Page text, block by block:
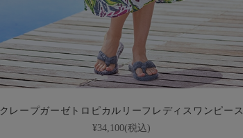
クレープガーゼトロピカルリーフレディスワンピース
¥34,100(税込)